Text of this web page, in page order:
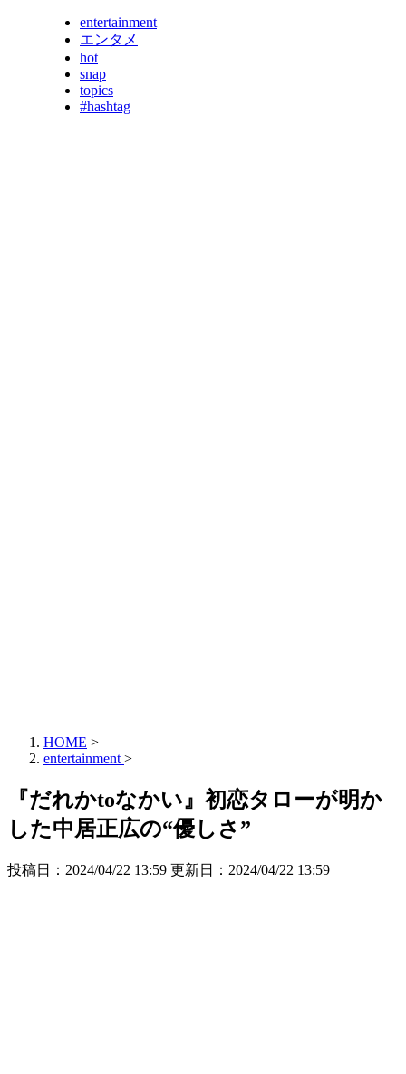
entertainment
エンタメ
hot
snap
topics
#hashtag
HOME >
entertainment >
『だれかtoなかい』初恋タローが明か
した中居正広の“優しさ”
投稿日：2024/04/22 13:59 更新日： 2024/04/22 13:59